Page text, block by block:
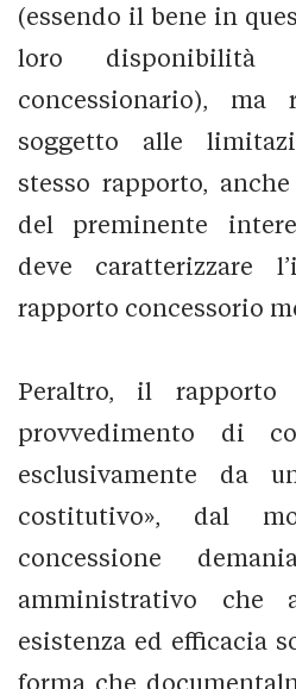
(essendo il bene in
loro
concessionario), ma
soggetto alle
stesso rapporto,
del preminente
deve caratterizzare
rapporto concessorio
Peraltro, il
provvedimento di
esclusivamente da
costitutivo», dal
concessione
amministrativo che
esistenza ed efficacia
forma che